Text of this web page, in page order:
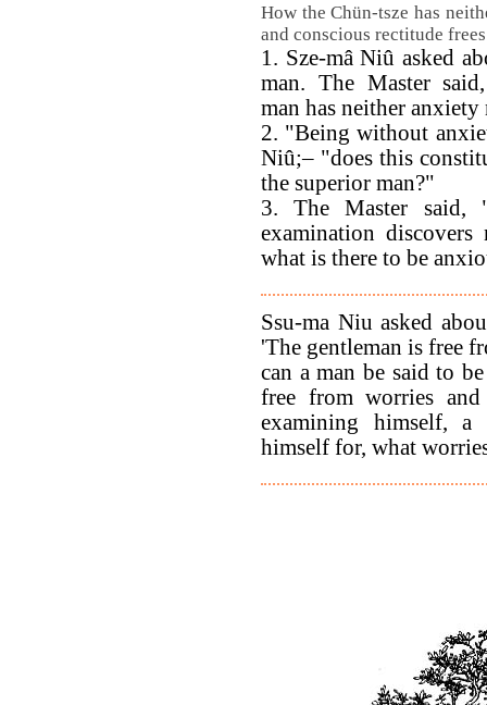
How the Chün-tsze has
and conscious rectitude
1. Sze-mâ Niû asked
man. The Master
man has neither anxiety
2. "Being without
Niû;– "does this
the superior man?"
3. The Master said,
examination
what is there to be
Ssu-ma Niu asked
'The gentleman is free
can a man be said to
free from worries
examining himself,
himself for, what